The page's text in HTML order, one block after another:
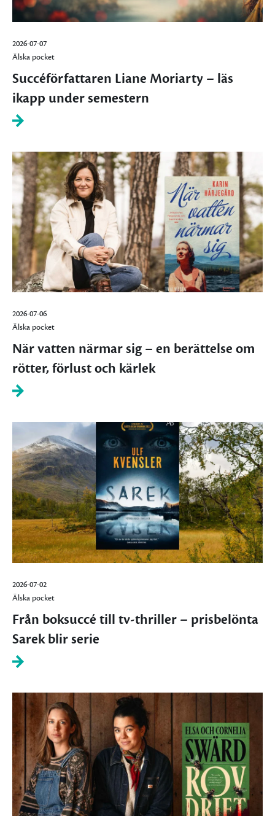
2026-07-07
Älska pocket
Succéförfattaren Liane Moriarty – läs
ikapp under semestern
2026-07-06
Älska pocket
När vatten närmar sig – en berättelse om
rötter, förlust och kärlek
2026-07-02
Älska pocket
Från boksuccé till tv-thriller – prisbelönta
Sarek blir serie